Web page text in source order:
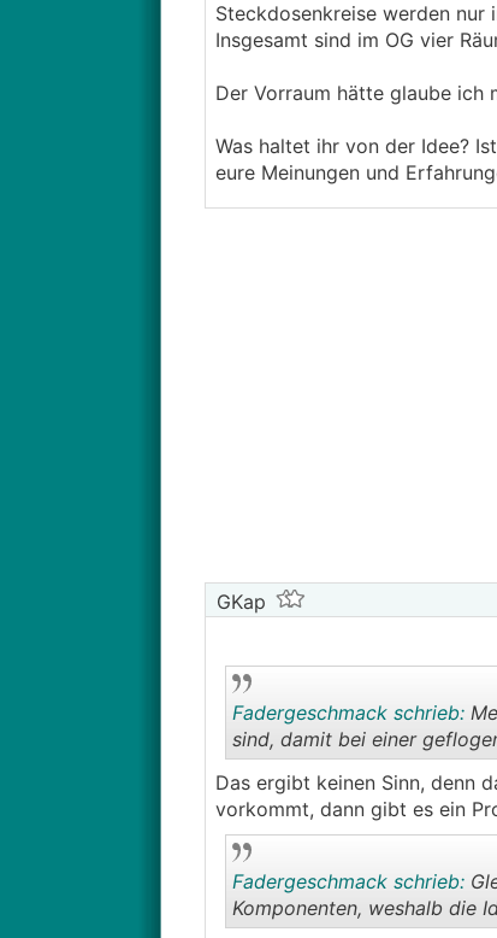
Steckdosenkreise werden nur
Insgesamt sind im OG vier
Der Vorraum hätte glaube ich
Was haltet ihr von der Idee?
eure Meinungen und
GKap
Fadergeschmack schrieb:
sind, damit bei einer
Das ergibt keinen Sinn, denn
vorkommt, dann gibt es ein
Fadergeschmack schrieb:
Komponenten, weshalb die